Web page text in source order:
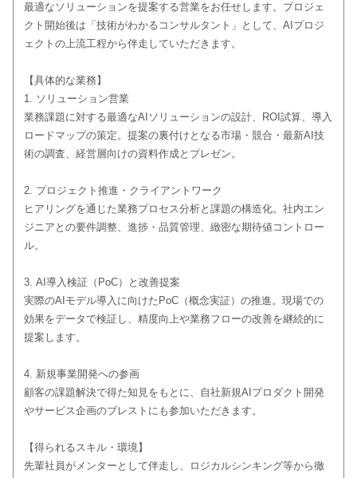
最適なソリューションを提案する営業をお任せします。プロジェ
クト開始後は「技術がわかるコンサルタント」として、AIプロジ
ェクトの上流工程から伴走していただきます。
【具体的な業務】
1. ソリューション営業
業務課題に対する最適なAIソリューションの設計、ROI試算、導入
ロードマップの策定。提案の裏付けとなる市場・競合・最新AI技
術の調査、経営層向けの資料作成とプレゼン。
2. プロジェクト推進・クライアントワーク
ヒアリングを通じた業務プロセス分析と課題の構造化。社内エン
ジニアとの要件調整、進捗・品質管理、緻密な期待値コントロー
ル。
3. AI導入検証（PoC）と改善提案
実際のAIモデル導入に向けたPoC（概念実証）の推進。現場での
効果をデータで検証し、精度向上や業務フローの改善を継続的に
提案します。
4. 新規事業開発への参画
顧客の課題解決で得た知見をもとに、自社新規AIプロダクト開発
やサービス企画のブレストにも参加いただきます。
【得られるスキル・環境】
先輩社員がメンターとして伴走し、ロジカルシンキング等から徹